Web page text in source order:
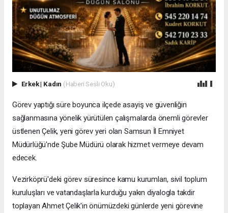
Erkek| Kadın (Haberi Sesli Oku)
Görev yaptığı süre boyunca ilçede asayiş ve güvenliğin
sağlanmasına yönelik yürütülen çalışmalarda önemli görevler
üstlenen Çelik, yeni görev yeri olan Samsun İl Emniyet
Müdürlüğü'nde Şube Müdürü olarak hizmet vermeye devam
edecek.
Vezirköprü'deki görev süresince kamu kurumları, sivil toplum
kuruluşları ve vatandaşlarla kurduğu yakın diyalogla takdir
toplayan Ahmet Çelik'in önümüzdeki günlerde yeni görevine